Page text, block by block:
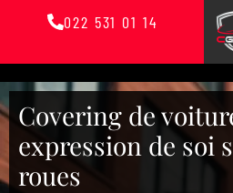
022 531 01 14
Covering de
expression de soi
roues